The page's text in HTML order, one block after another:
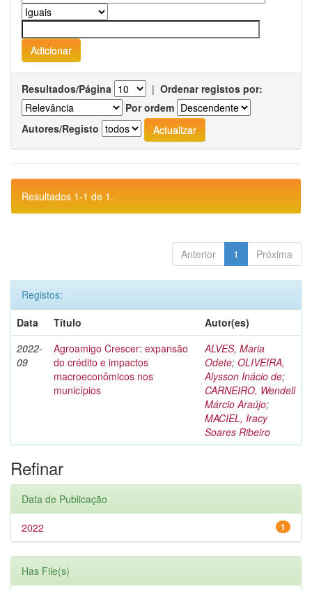
Resultados/Página | Ordenar registos por:
Por ordem
Autores/Registo
Resultados 1-1 de 1.
Anterior 1 Próxima
Registos:
Data
Título
Autor(es)
2022-
09
Agroamigo Crescer: expansão
do crédito e impactos
macroeconômicos nos
municípios
ALVES, Maria
Odete; OLIVEIRA,
Alysson Inácio de;
CARNEIRO, Wendell
Márcio Araújo;
MACIEL, Iracy
Soares Ribeiro
Refinar
Data de Publicação
1
2022
Has File(s)